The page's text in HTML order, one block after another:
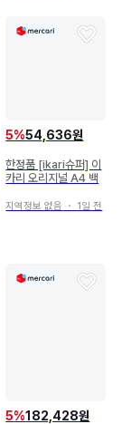
5%54,636원
한정품 [ikari슈퍼] 이
카리 오리지널 A4 백
지역정보 없음 ・ 1일 전
5%182,428원